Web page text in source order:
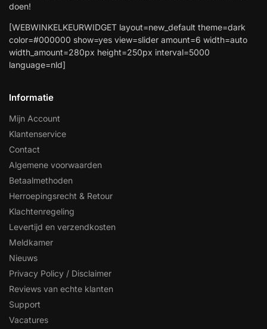
doen!
[WEBWINKELKEURWIDGET layout=new_default theme=dark
color=#000000 show=yes view=slider amount=6 width=auto
width_amount=280px height=250px interval=5000
language=nld]
Informatie
Mijn Account
Klantenservice
Contact
Algemene voorwaarden
Betaalmethoden
Herroepingsrecht & Retour
Klachtenregeling
Levertijd en verzendkosten
Meldkamer
Nieuws
Privacy Policy / Disclaimer
Reviews van echte klanten
Support
Vacatures